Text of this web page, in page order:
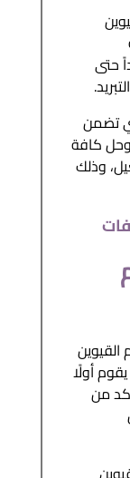
حتى
تضمن
كافة
وذلك
أولًا
من